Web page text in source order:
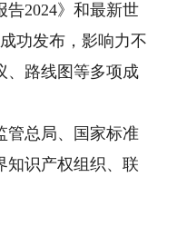
2024》和最新世
功发布，影响力不
、路线图等多项成
总局、国家标准
知识产权组织、联